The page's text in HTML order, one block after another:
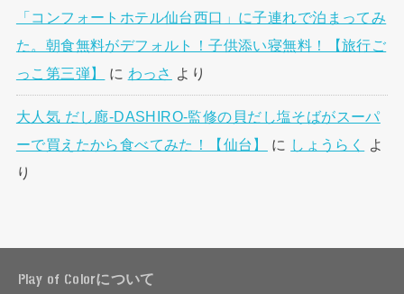
「コンフォートホテル仙台西口」に子連れで泊まってみ
た。朝食無料がデフォルト！子供添い寝無料！【旅行ご
っこ第三弾】
に わっさ より
大人気 だし廊-DASHIRO-監修の貝だし塩そばがスーパ
ーで買えたから食べてみた！【仙台】
に しょうらく
よ
り
Play of Colorについて